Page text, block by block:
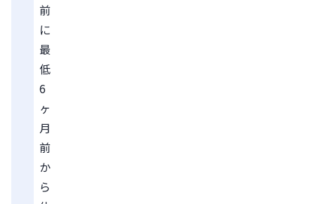
前
に
最
低
6
ヶ
月
前
か
ら